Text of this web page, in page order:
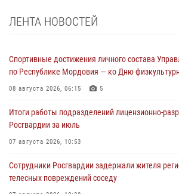
ЛЕНТА НОВОСТЕЙ
Спортивные достижения личного состава
по Республике Мордовия — ко Дню
08 августа 2026, 06:15 5
Итоги работы подразделений лицензионно-
Росгвардии за июль
07 августа 2026, 10:53
Сотрудники Росгвардии задержали жителя
телесных повреждений соседу